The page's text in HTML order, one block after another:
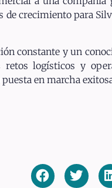
de crecimiento para
constante y un
retos logísticos y
en marcha